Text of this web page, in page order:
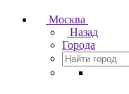
Москва
Назад
Города